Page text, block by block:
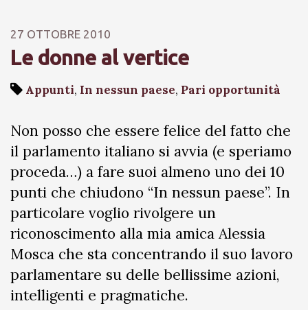
27 OTTOBRE 2010
Le donne al vertice
Appunti, In nessun paese, Pari opportunità
Non posso che essere felice del fatto che
il parlamento italiano si avvia (e speriamo
proceda…) a fare suoi almeno uno dei 10
punti che chiudono “In nessun paese”. In
particolare voglio rivolgere un
riconoscimento alla mia amica Alessia
Mosca che sta concentrando il suo lavoro
parlamentare su delle bellissime azioni,
intelligenti e pragmatiche.